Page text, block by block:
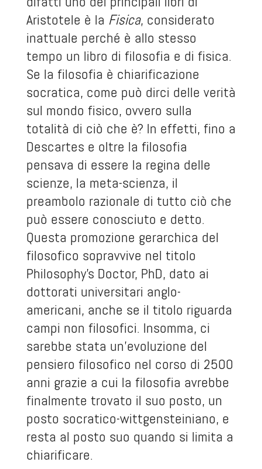
Aristotele è la Fisica, considerato
inattuale perché è allo stesso
tempo un libro di filosofia e di fisica.
Se la filosofia è chiarificazione
socratica, come può dirci delle verità
sul mondo fisico, ovvero sulla
totalità di ciò che è? In effetti, fino a
Descartes e oltre la filosofia
pensava di essere la regina delle
scienze, la meta-scienza, il
preambolo razionale di tutto ciò che
può essere conosciuto e detto.
Questa promozione gerarchica del
filosofico sopravvive nel titolo
Philosophy’s Doctor, PhD, dato ai
dottorati universitari anglo-
americani, anche se il titolo riguarda
campi non filosofici. Insomma, ci
sarebbe stata un’evoluzione del
pensiero filosofico nel corso di 2500
anni grazie a cui la filosofia avrebbe
finalmente trovato il suo posto, un
posto socratico-wittgensteiniano, e
resta al posto suo quando si limita a
chiarificare.